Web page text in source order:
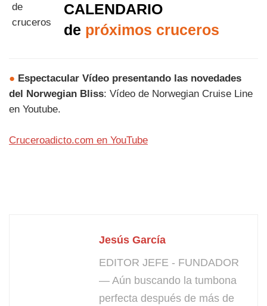
CALENDARIO
de próximos cruceros
● Espectacular Vídeo presentando las novedades
del Norwegian Bliss: Vídeo de Norwegian Cruise Line
en Youtube.
Cruceroadicto.com en YouTube
Jesús García
EDITOR JEFE - FUNDADOR
— Aún buscando la tumbona
perfecta después de más de